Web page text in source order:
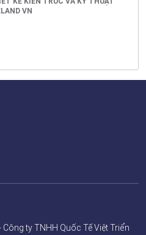
VN
ty TNHH Quốc Tế Việt Triển